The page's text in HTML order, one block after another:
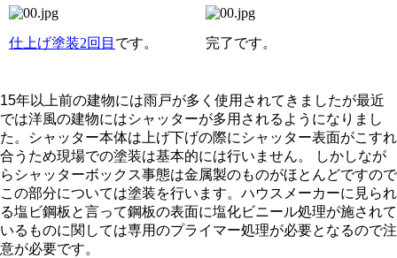
仕上げ塗装2回目 です。 完了です。
15年以上前の建物には雨戸が多く使用されてきましたが最近
では洋風の建物にはシャッターが多用されるようになりまし
た。シャッター本体は上げ下げの際にシャッター表面がこすれ
合うため現場での塗装は基本的には行いません。 しかしなが
らシャッターボックス事態は金属製のものがほとんどですので
この部分については塗装を行います。ハウスメーカーに見られ
る塩ビ鋼板と言って鋼板の表面に塩化ビニール処理が施されて
いるものに関しては専用のプライマー処理が必要となるので注
意が必要です。